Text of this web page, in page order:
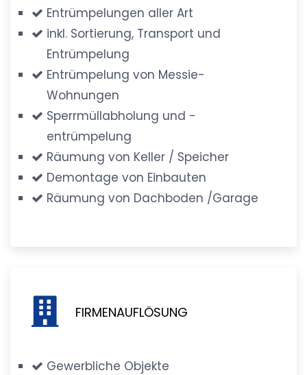
Entrümpelungen aller Art
inkl. Sortierung, Transport und
Entrümpelung
Entrümpelung von Messie-
Wohnungen
Sperrmüllabholung und -
entrümpelung
Räumung von Keller / Speicher
Demontage von Einbauten
Räumung von Dachboden /Garage
FIRMENAUFLÖSUNG
Gewerbliche Objekte